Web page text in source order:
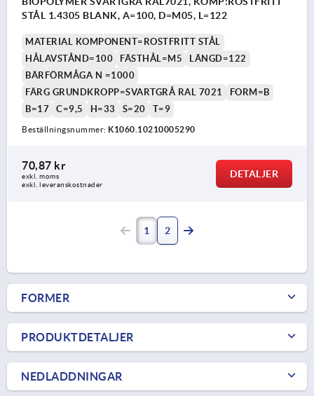
STÅL 1.4305 BLANK, A=100, D=M05, L=122
MATERIAL KOMPONENT=ROSTFRITT STÅL
HÅLAVSTÅND=100
FÄSTHÅL=M5
LÄNGD=122
BÄRFÖRMÅGA N =1000
FÄRG GRUNDKROPP=SVARTGRÅ RAL 7021
FORM=B
B=17
C=9,5 H=33 S=20 T=9
Beställningsnummer: K1060.10210005290
70,87 kr
exkl. moms
exkl. leveranskostnader
DETALJER
1 2
FORMER
PRODUKTDETALJER
NEDLADDNINGAR